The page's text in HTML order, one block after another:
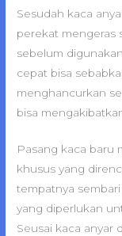
Sesudah kaca
perekat mengeras
sebelum
cepat bisa
menghancurkan
bisa
Pasang kaca baru
khusus yang
tempatnya
yang diperlukan
Seusai kaca anyar